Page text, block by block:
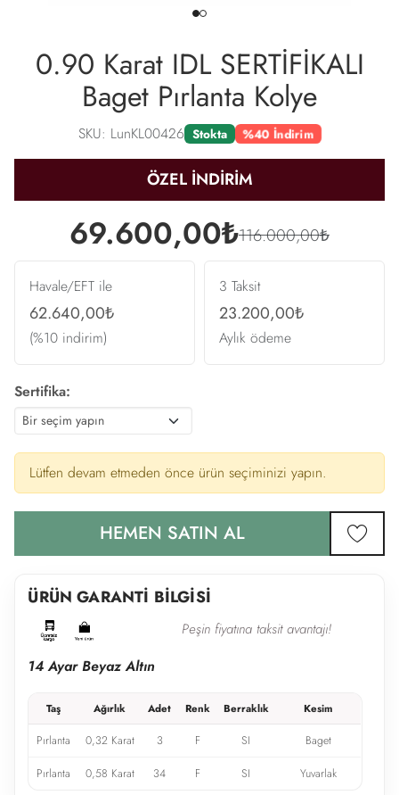
0.90 Karat IDL SERTİFİKALI
Baget Pırlanta Kolye
SKU: LunKL00426 Stokta %40 İndirim
ÖZEL İNDİRİM
69.600,00₺116.000,00₺
Havale/EFT ile
62.640,00₺
(%10 indirim)
3 Taksit
23.200,00₺
Aylık ödeme
Sertifika:
Lütfen devam etmeden önce ürün seçiminizi yapın.
HEMEN SATIN AL
ÜRÜN GARANTİ BİLGİSİ
Peşin fiyatına taksit avantajı!
14 Ayar Beyaz Altın
Taş Ağırlık Adet Renk Berraklık Kesim
Pırlanta 0,32 Karat 3 F SI Baget
Pırlanta 0,58 Karat 34 F SI Yuvarlak